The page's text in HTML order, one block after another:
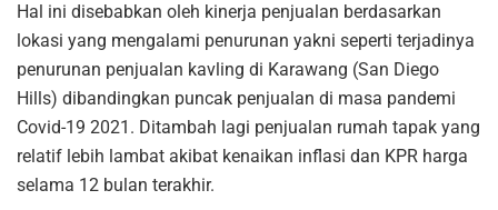
Hal ini disebabkan oleh kinerja penjualan berdasarkan
lokasi yang mengalami penurunan yakni seperti terjadinya
penurunan penjualan kavling di Karawang (San Diego
Hills) dibandingkan puncak penjualan di masa pandemi
Covid-19 2021. Ditambah lagi penjualan rumah tapak yang
relatif lebih lambat akibat kenaikan inflasi dan KPR harga
selama 12 bulan terakhir.